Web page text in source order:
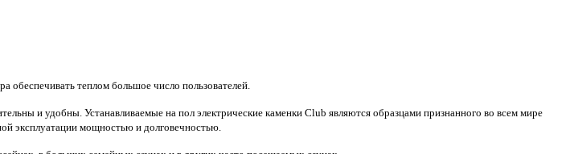
теплом большое число пользователей.
и удобны. Устанавливаемые на пол электрические каменки Club являются образцами признанного во всем мире
эксплуатации мощностью и долговечностью.